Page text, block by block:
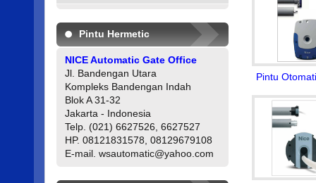
Pintu Hermetic
NICE Automatic Gate Office
Jl. Bandengan Utara
Kompleks Bandengan Indah
Blok A 31-32
Jakarta - Indonesia
Telp. (021) 6627526, 6627527
HP. 08121831578, 08129679108
E-mail. wsautomatic@yahoo.com
Pintu